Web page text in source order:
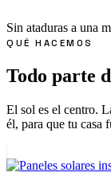
Sin ataduras a una
QUÉ HACEMOS
Todo parte
El sol es el centro.
él, para que tu casa